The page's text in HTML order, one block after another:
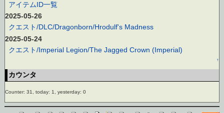
アイテムID一覧
2025-05-26
クエスト/DLC/Dragonborn/Hrodulf's Madness
2025-05-24
クエスト/Imperial Legion/The Jagged Crown (Imperial)
↑
カウンタ
Counter: 31, today: 1, yesterday: 0